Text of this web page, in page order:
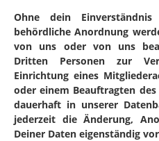
Ohne dein
behördliche Anordnung
von uns oder von uns
Dritten Personen zur
Einrichtung eines
oder einem Beauftragten
dauerhaft in unserer
jederzeit die Änderung,
Deiner Daten eigenständig